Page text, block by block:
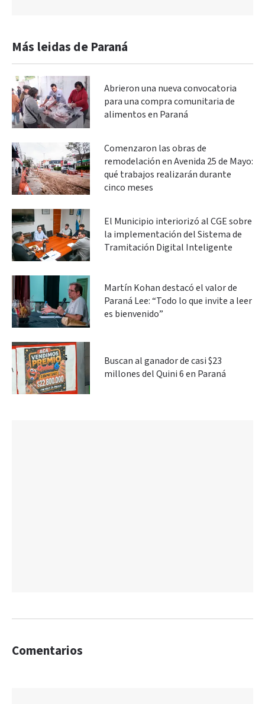
Más leidas de Paraná
Abrieron una nueva convocatoria
para una compra comunitaria de
alimentos en Paraná
Comenzaron las obras de
remodelación en Avenida 25 de Mayo:
qué trabajos realizarán durante
cinco meses
El Municipio interiorizó al CGE sobre
la implementación del Sistema de
Tramitación Digital Inteligente
Martín Kohan destacó el valor de
Paraná Lee: “Todo lo que invite a leer
es bienvenido”
Buscan al ganador de casi $23
millones del Quini 6 en Paraná
Comentarios